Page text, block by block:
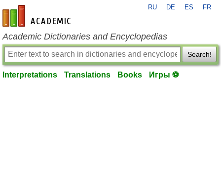
en-academic.com
RU DE ES FR
Academic Dictionaries and Encyclopedias
Search!
Interpretations Translations Books Игры ⚽